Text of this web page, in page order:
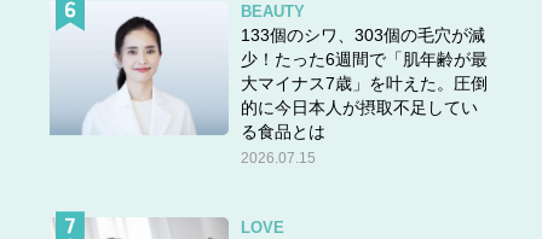
BEAUTY
133個のシワ、303個の毛穴が減
少！たった6週間で「肌年齢が最
大マイナス7歳」を叶えた。圧倒
的に今日本人が摂取不足してい
る食品とは
2026.07.15
LOVE